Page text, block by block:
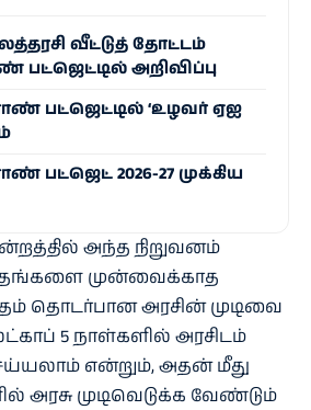
வீட்டுத் தோட்டம்
பட்ஜெட்டில் அறிவிப்பு
பட்ஜெட்டில் ‘உழவர் ஏஐ
பட்ஜெட் 2026-27 முக்கிய
அந்த நிறுவனம்
முன்வைக்காத
தொடர்பான அரசின் முடிவை
5 நாள்களில் அரசிடம்
என்றும், அதன் மீது
அரசு முடிவெடுக்க வேண்டும்